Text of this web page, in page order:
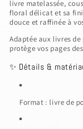
livre matelassée,
floral délicat et sa
douce et raffinée à
Adaptée aux livres
protège vos pages
✨ Détails &
Format : livre de